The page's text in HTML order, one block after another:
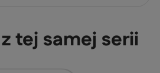
tej samej serii